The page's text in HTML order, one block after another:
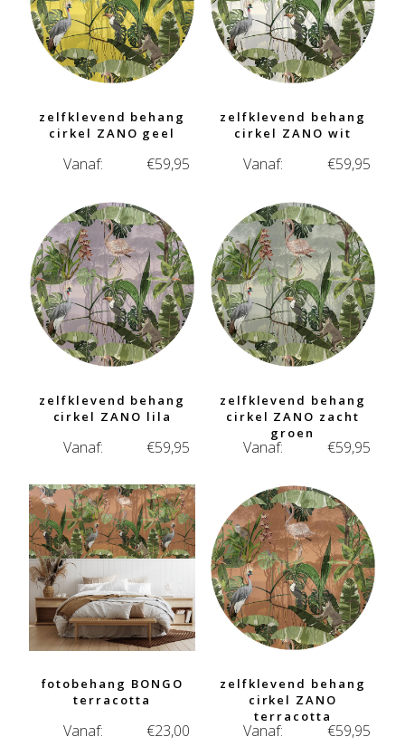
zelfklevend behang
cirkel ZANO geel
Vanaf: €59,95
zelfklevend behang
cirkel ZANO wit
Vanaf: €59,95
zelfklevend behang
cirkel ZANO lila
Vanaf: €59,95
zelfklevend behang
cirkel ZANO zacht
groen
Vanaf: €59,95
fotobehang BONGO
terracotta
Vanaf: €23,00
zelfklevend behang
cirkel ZANO
terracotta
Vanaf: €59,95